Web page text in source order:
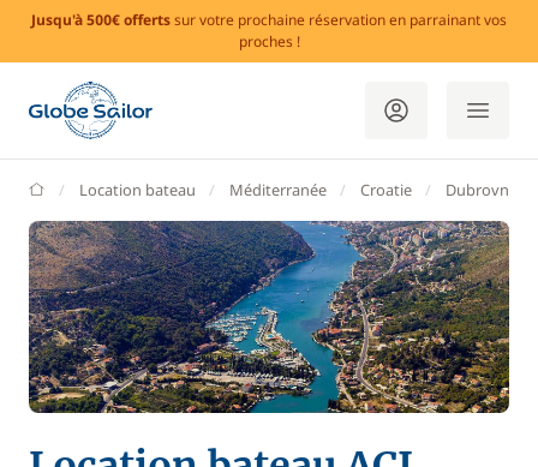
Jusqu'à 500€ offertssur votre prochaine réservation en parrainant vos
proches !
GlobeSailor
Location bateau Méditerranée Croatie Dubrovnik